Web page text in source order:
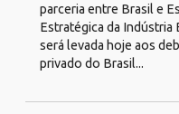
parceria entre Brasil e
Estratégica da Indústria
será levada hoje aos
privado do Brasil...